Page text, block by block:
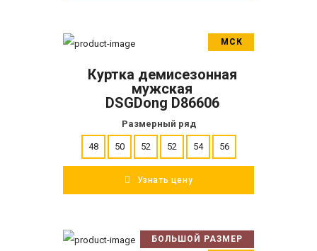
МСК
ПОДРОБНЕЕ
Куртка демисезонная
мужская
DSGDong D86606
Размерный ряд
48 50 52 52 54 56
Узнать цену
БОЛЬШОЙ РАЗМЕР